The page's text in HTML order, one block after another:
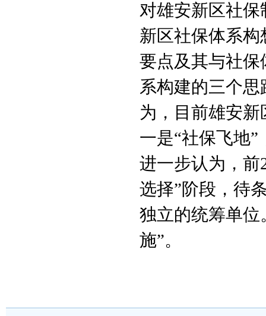
对雄安新区社
新区社保体系
要点及其与社
系构建的三个
为，目前雄安
一是“社保飞地”
进一步认为，前
选择”阶段，待
独立的统筹单位
施”。